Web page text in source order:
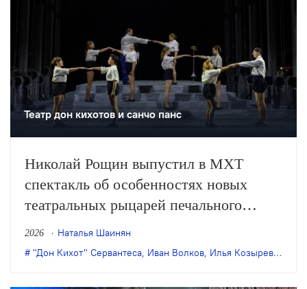
Театр дон кихотов и санчо панс
Николай Рощин выпустил в МХТ
спектакль об особенностях новых
театральных рыцарей печального
образа. За последний год
прославленный Сервантесом идальго,
2026
Наталья Шаинян
"Дон Кихот" Сервантеса Иван Волков Илья Козырев " ,